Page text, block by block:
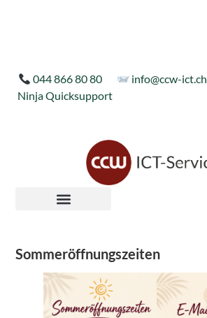
044 866 80 80 info@ccw-ict.ch
Ninja Quicksupport
Sommeröffnungszeiten